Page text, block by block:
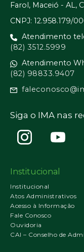
Farol, Maceió - AL,
CNPJ: 12.958.179/
Atendimento
(82) 3512.5999
Atendimento
(82) 98833.9407
Siga o IMA nas
Institucional
Institucional
Atos Administrativos
Acesso à Informação
Fale Conosco
Ouvidoria
CAI – Conselho de